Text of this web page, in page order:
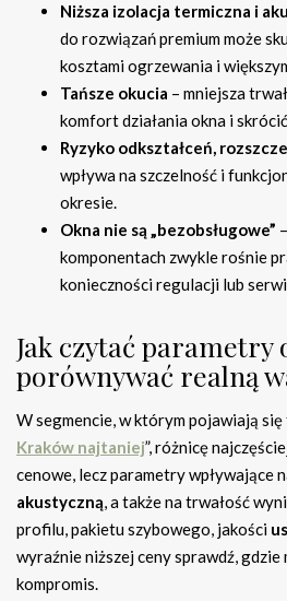
Niższa izolacja termiczna i
do rozwiązań premium może
kosztami ogrzewania i
Tańsze okucia – mniejsza
komfort działania okna i
Ryzyko odkształceń,
wpływa na szczelność i
okresie.
Okna nie są „bezobsługowe”
komponentach zwykle rośnie
konieczności regulacji lub
Jak czytać parametry
porównywać realną
W segmencie, w którym pojawiają się
Kraków najtaniej”, różnicę
cenowe, lecz parametry wpływające
akustyczną, a także na trwałość
profilu, pakietu szybowego, jakości
wyraźnie niższej ceny sprawdź, gdzie
kompromis.